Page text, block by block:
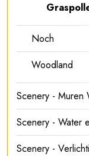
Noch
Woodland
Scenery - Muren
Scenery - Water
Scenery -